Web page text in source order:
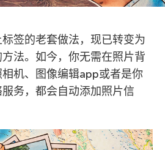
签的老套做法，现已转变为
法。如今，你无需在照片背
机、图像编辑app或者是你
务，都会自动添加照片信